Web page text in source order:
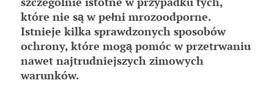
które nie są w pełni mrozoodporne.
Istnieje kilka sprawdzonych sposobów
ochrony, które mogą pomóc w przetrwaniu
nawet najtrudniejszych zimowych
warunków.